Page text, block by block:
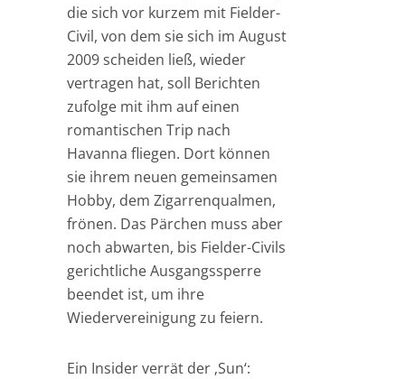
die sich vor kurzem mit Fielder-
Civil, von dem sie sich im August
2009 scheiden ließ, wieder
vertragen hat, soll Berichten
zufolge mit ihm auf einen
romantischen Trip nach
Havanna fliegen. Dort können
sie ihrem neuen gemeinsamen
Hobby, dem Zigarrenqualmen,
frönen. Das Pärchen muss aber
noch abwarten, bis Fielder-Civils
gerichtliche Ausgangssperre
beendet ist, um ihre
Wiedervereinigung zu feiern.
Ein Insider verrät der ‚Sun‘: